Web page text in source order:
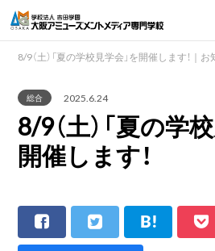
8/9（土）「夏の学校見学会」を開催します！｜
総合 2025.6.24
8/9（土）「夏の学
開催します！